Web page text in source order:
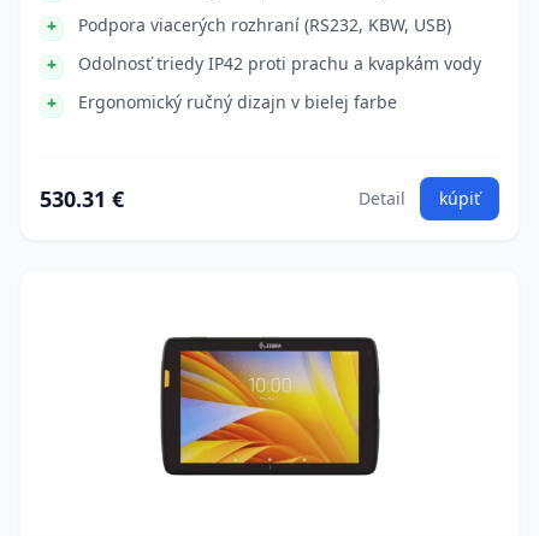
Podpora viacerých rozhraní (RS232, KBW, USB)
Odolnosť triedy IP42 proti prachu a kvapkám vody
Ergonomický ručný dizajn v bielej farbe
530.31 € Detail kúpiť